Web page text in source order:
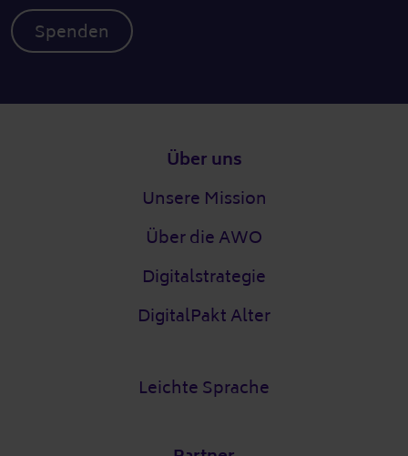
Spenden
Über uns
Unsere Mission
Über die AWO
Digitalstrategie
DigitalPakt Alter
Leichte Sprache